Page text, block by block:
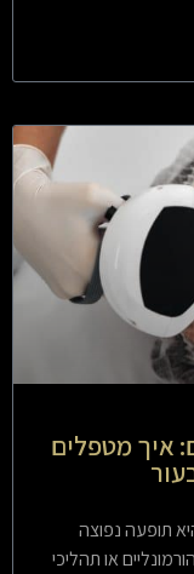
איך מטפלים
תופעה נפוצה
או תהליכי